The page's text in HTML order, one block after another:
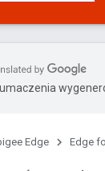
Edge Edge